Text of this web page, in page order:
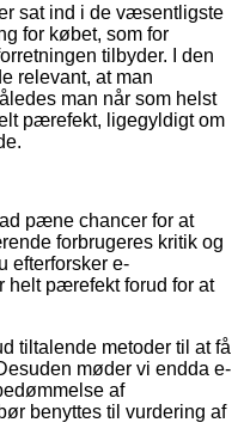
sat ind i de væsentligste
for købet, som for
tilbyder. I den
relevant, at man
man når som helst
pærefekt, ligegyldigt om
pæne chancer for at
forbrugeres kritik og
efterforsker e-
helt pærefekt forud for at
tiltalende metoder til at få
møder vi endda e-
af
benyttes til vurdering af